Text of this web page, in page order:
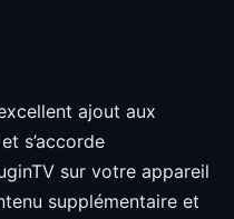
ajout aux
s’accorde
sur votre appareil
supplémentaire et